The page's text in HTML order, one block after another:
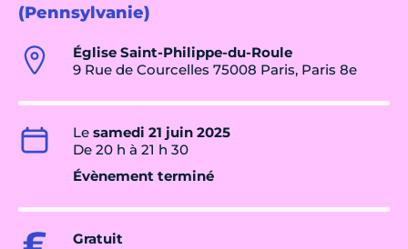
(Pennsylvanie)
Église Saint-Philippe-du-Roule
9 Rue de Courcelles 75008 Paris, Paris 8e
Le samedi 21 juin 2025
De 20 h à 21 h 30
Évènement terminé
Gratuit